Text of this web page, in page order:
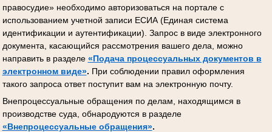
правосудие» необходимо авторизоваться на портале с
использованием учетной записи ЕСИА (Единая система
идентификации и аутентификации). Запрос в виде электронного
документа, касающийся рассмотрения вашего дела, можно
направить в разделе «Подача процессуальных документов в
электронном виде». При соблюдении правил оформления
такого запроса ответ поступит вам на электронную почту.
Внепроцессуальные обращения по делам, находящимся в
производстве суда, обнародуются в разделе
«Внепроцессуальные обращения».